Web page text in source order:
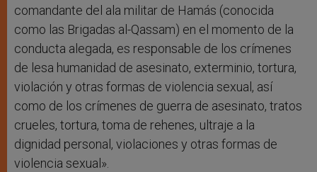
comandante del ala militar de Hamás (conocida
como las Brigadas al-Qassam) en el momento de la
conducta alegada, es responsable de los crímenes
de lesa humanidad de asesinato, exterminio, tortura,
violación y otras formas de violencia sexual, así
como de los crímenes de guerra de asesinato, tratos
crueles, tortura, toma de rehenes, ultraje a la
dignidad personal, violaciones y otras formas de
violencia sexual».